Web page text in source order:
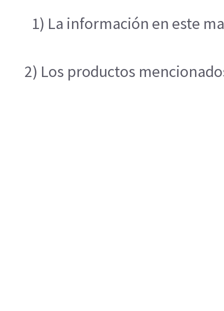
1) La información en este
2) Los productos